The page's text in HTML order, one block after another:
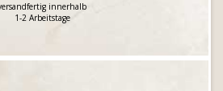
innerhalb
1-2 Arbeitstage